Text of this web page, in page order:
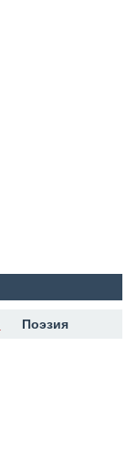
Поэзия